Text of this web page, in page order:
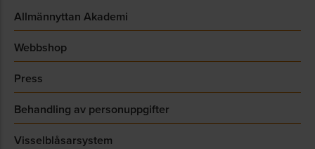
Allmännyttan Akademi
Webbshop
Press
Behandling av personuppgifter
Visselblåsarsystem